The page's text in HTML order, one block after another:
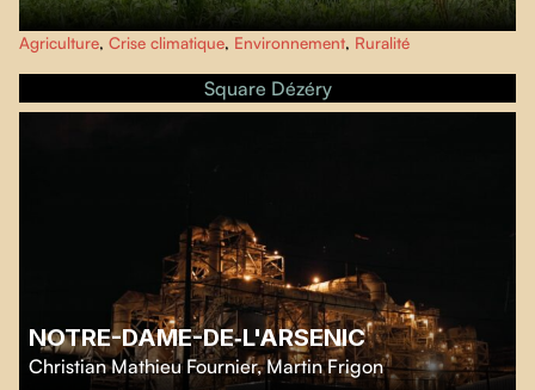
Nathanaël Coste explore la vallée de la Drôme afin de saisir les stratégies
d'adaptation des agriculteurs et agricultrices, tout en interrogeant la
résilience alimentaire de nos régions.
Agriculture, Crise climatique, Environnement, Ruralité
Square Dézéry
NOTRE-DAME-DE‑L'ARSENIC
Christian Mathieu Fournier,Martin Frigon